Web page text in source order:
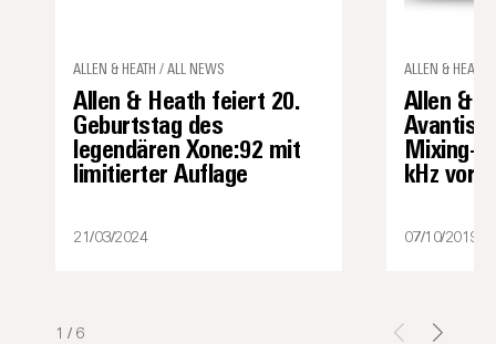
ALLEN & HEATH / ALL NEWS
Allen & Heath feiert 20.
Geburtstag des
legendären Xone:92 mit
limitierter Auflage
21/03/2024
ALLEN & HEATH
Allen &
Avantis
Mixing-
kHz vor
07/10/2019
1 / 6